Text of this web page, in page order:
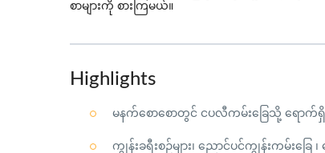
စာများကို စားကြမယ်။
Highlights
မနက်စောစောတွင် ငပလီကမ်းခြေသို့ ရောက်ရှိ
ကျွန်းခရီးစဉ်များ၊ ညောင်ပင်ကျွန်းကမ်းခြေ